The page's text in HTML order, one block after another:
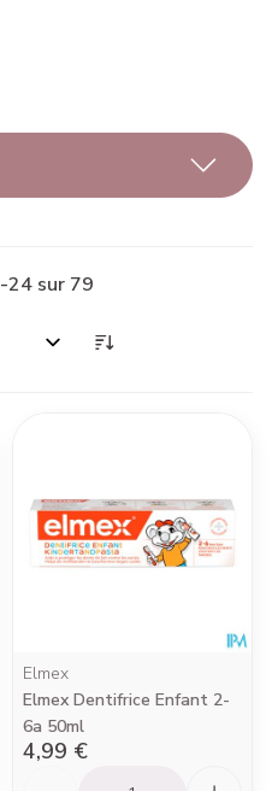
-24 sur 79
Elmex
Elmex Dentifrice Enfant 2-
6a 50ml
4,99 €